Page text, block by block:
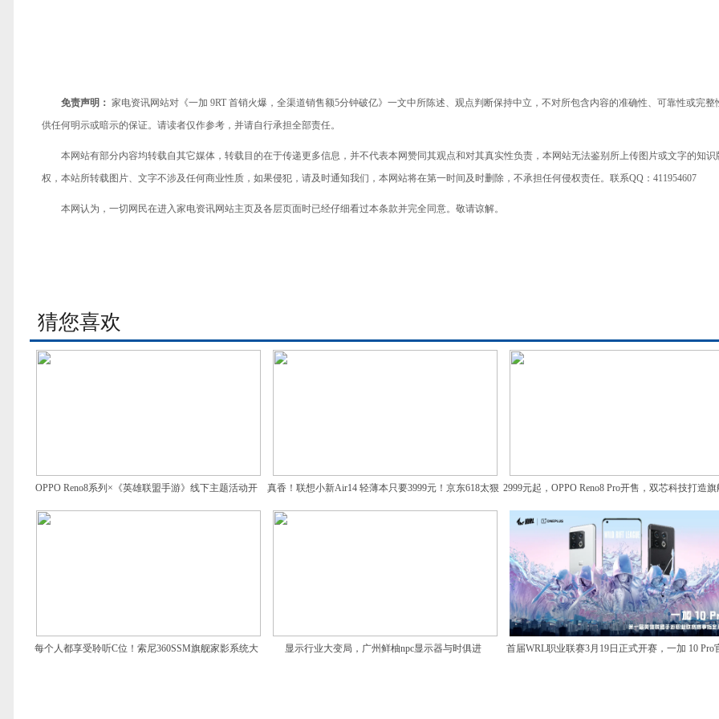
免责声明： 家电资讯网站对《一加 9RT 首销火爆，全渠道销售额5分钟破亿》一文中所陈述、观点判断保持中立，不对所包含内容的准确性、可靠性或完整
供任何明示或暗示的保证。请读者仅作参考，并请自行承担全部责任。
本网站有部分内容均转载自其它媒体，转载目的在于传递更多信息，并不代表本网赞同其观点和对其真实性负责，本网站无法鉴别所上传图片或文字的知识
权，本站所转载图片、文字不涉及任何商业性质，如果侵犯，请及时通知我们，本网站将在第一时间及时删除，不承担任何侵权责任。联系QQ：411954607
本网认为，一切网民在进入家电资讯网站主页及各层页面时已经仔细看过本条款并完全同意。敬请谅解。
猜您喜欢
OPPO Reno8系列×《英雄联盟手游》线下主题活动开
启，零距离感受电竞乐趣
真香！联想小新Air14 轻薄本只要3999元！京东618太狠
了
2999元起，OPPO Reno8 Pro开售，双芯科技打造
像体验
每个人都享受聆听C位！索尼360SSM旗舰家影系统大 显示行业大变局，广州鲜柚npc显示器与时俱进 首届WRL职业联赛3月19日正式开赛，一加 10 Pro